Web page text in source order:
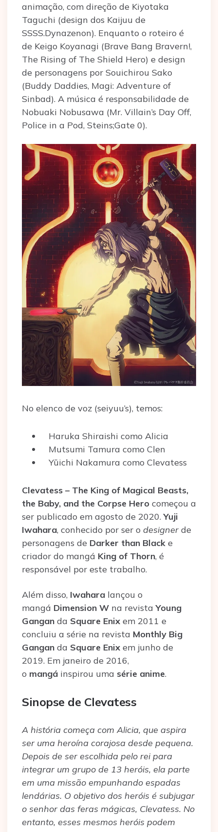
animação, com direção de Kiyotaka
Taguchi (design dos Kaijuu de
SSSS.Dynazenon). Enquanto o roteiro é
de Keigo Koyanagi (Brave Bang Bravern!,
The Rising of The Shield Hero) e design
de personagens por Souichirou Sako
(Buddy Daddies, Magi: Adventure of
Sinbad). A música é responsabilidade de
Nobuaki Nobusawa (Mr. Villain’s Day Off,
Police in a Pod, Steins;Gate 0).
No elenco de voz (seiyuu’s), temos:
Haruka Shiraishi como Alicia
Mutsumi Tamura como Clen
Yūichi Nakamura como Clevatess
Clevatess – The King of Magical Beasts,
the Baby, and the Corpse Hero começou a
ser publicado em agosto de 2020.Yuji
Iwahara, conhecido por ser o designer de
personagens de Darker than Black e
criador do mangá King of Thorn, é
responsável por este trabalho.
Além disso, Iwahara lançou o
mangá Dimension W na revistaYoung
Gangan da Square Enix em 2011 e
concluiu a série na revista Monthly Big
Gangan da Square Enix em junho de
2019. Em janeiro de 2016,
o mangá inspirou uma série anime.
Sinopse de Clevatess
A história começa com Alicia, que aspira
ser uma heroína corajosa desde pequena.
Depois de ser escolhida pelo rei para
integrar um grupo de 13 heróis, ela parte
em uma missão empunhando espadas
lendárias. O objetivo dos heróis é subjugar
o senhor das feras mágicas, Clevatess. No
entanto, esses mesmos heróis podem